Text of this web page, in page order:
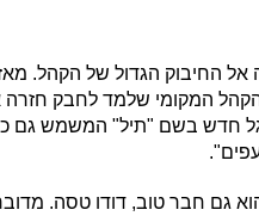
חזרה אל החיבוק הגדול של
המקומי שלמד לחבק חזרה
חדש בשם "תיל" המשמש גם
גם חבר טוב, דודו טסה.